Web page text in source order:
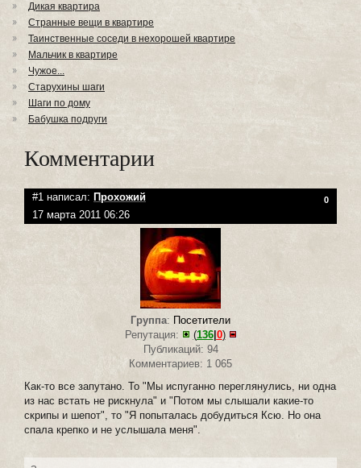
Дикая квартира
Странные вещи в квартире
Таинственные соседи в нехорошей квартире
Мальчик в квартире
Чужое...
Старухины шаги
Шаги по дому
Бабушка подруги
Комментарии
#1 написал: Прохожий 0
17 марта 2011 06:26
Группа: Посетители
Репутация:
(136| 0)
Публикаций: 94
Комментариев: 1 065
Как-то все запутано. То "Мы испуганно переглянулись, ни одна
из нас встать не рискнула" и "Потом мы слышали какие-то
скрипы и шепот", то "Я попыталась добудиться Ксю. Но она
спала крепко и не услышала меня".